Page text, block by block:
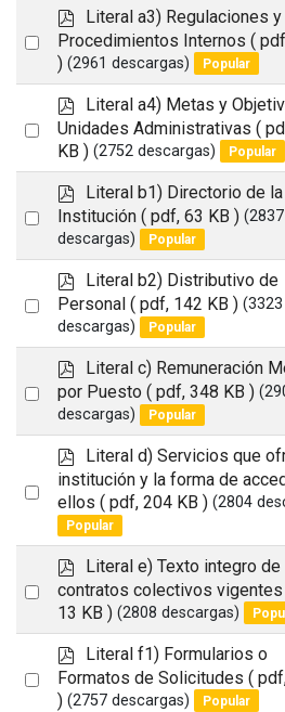
Select
p
d
f
Literal a3) Regulaciones y
Procedimientos Internos (
) (2961 descargas) Popular
Select
p
d
f
Literal a4) Metas y
Unidades Administrativas (
KB ) (2752 descargas) Popular
Select
p
d
f
Literal b1) Directorio de la
Institución ( pdf, 63 KB ) (2837
descargas)
Popular
Select
p
d
f
Literal b2) Distributivo de
Personal ( pdf, 142 KB ) (3323
descargas)
Popular
Select
p
d
f
Literal c) Remuneración
por Puesto ( pdf, 348 KB )
descargas)
Popular
Select
item
p
d
f
Literal d) Servicios que
institución y la forma de
ellos ( pdf, 204 KB ) (2804
Popular
Select
p
d
f
Literal e) Texto integro de
contratos colectivos vigentes
13 KB ) (2808 descargas)
Select
p
d
f
Literal f1) Formularios o
Formatos de Solicitudes (
) (2757 descargas) Popular